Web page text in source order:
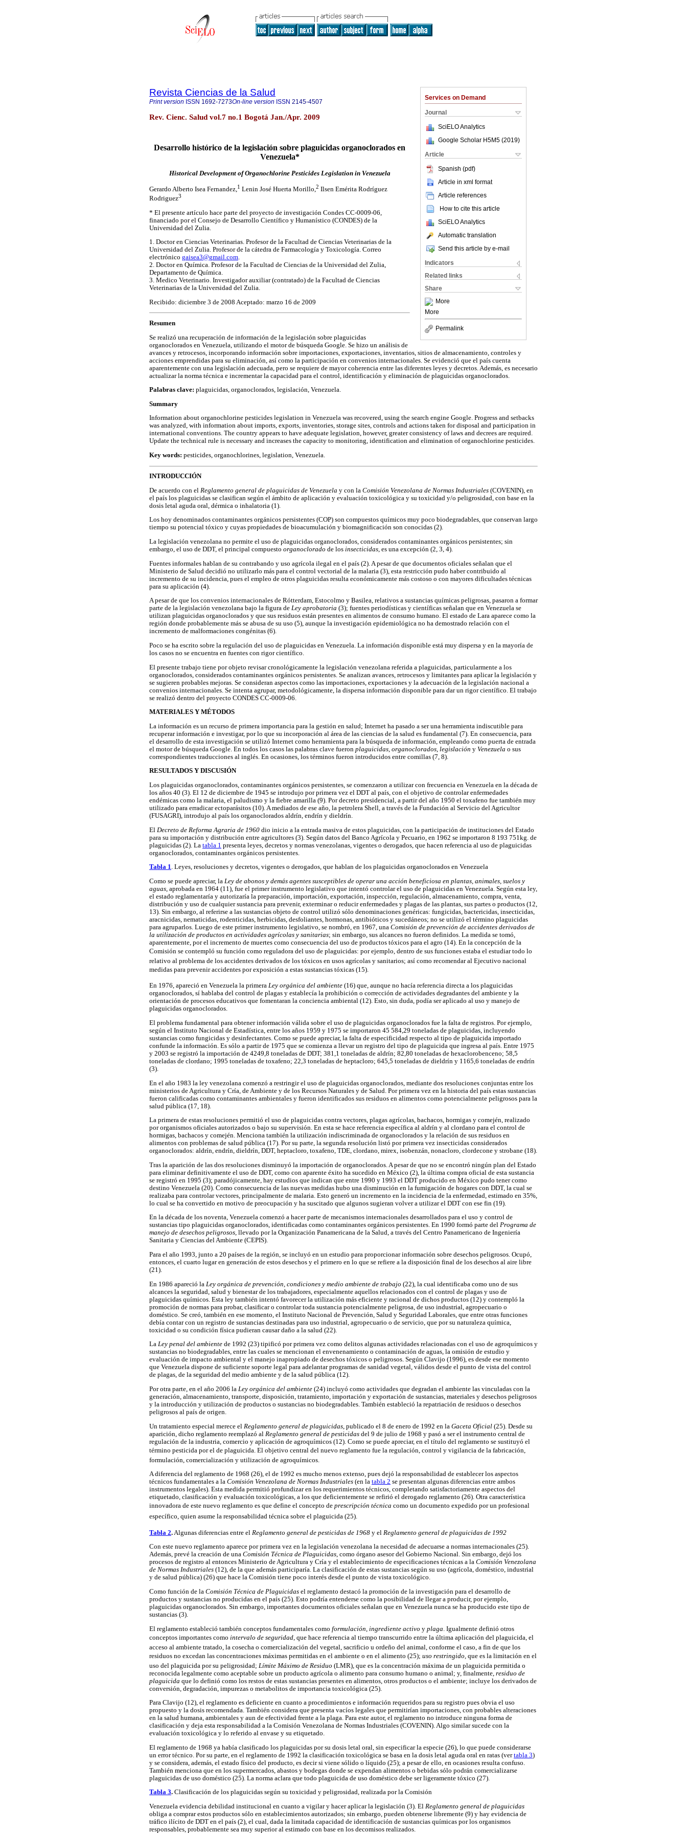
Services on Demand
Journal
SciELO Analytics
Google Scholar H5M5 (2019)
Article
Spanish (pdf)
Article in xml format
Article references
How to cite this article
SciELO Analytics
Automatic translation
Send this article by e-mail
Indicators
Related links
Share
More
More
Permalink
Revista Ciencias de la Salud
Print version ISSN 1692-7273On-line version ISSN 2145-4507
Rev. Cienc. Salud vol.7 no.1 Bogotá Jan./Apr. 2009
Desarrollo histórico de la legislación sobre plaguicidas organoclorados en
Venezuela*
Historical Development of Organochlorine Pesticides Legislation in Venezuela
Gerardo Alberto Isea Fernandez, 1 Lenin José Huerta Morillo, 2 Ilsen Emérita Rodríguez
Rodriguez3
* El presente artículo hace parte del proyecto de investigación Condes CC-0009-06,
financiado por el Consejo de Desarrollo Científico y Humanístico (CONDES) de la
Universidad del Zulia.
1. Doctor en Ciencias Veterinarias. Profesor de la Facultad de Ciencias Veterinarias de la
Universidad del Zulia. Profesor de la cátedra de Farmacología y Toxicología. Correo
electrónico gaisea3@gmail.com.
2. Doctor en Química. Profesor de la Facultad de Ciencias de la Universidad del Zulia,
Departamento de Química.
3. Medico Veterinario. Investigador auxiliar (contratado) de la Facultad de Ciencias
Veterinarias de la Universidad del Zulia.
Recibido: diciembre 3 de 2008 Aceptado: marzo 16 de 2009
Resumen
Se realizó una recuperación de información de la legislación sobre plaguicidas
organoclorados en Venezuela, utilizando el motor de búsqueda Google. Se hizo un análisis de
avances y retrocesos, incorporando información sobre importaciones, exportaciones, inventarios, sitios de almacenamiento, controles y
acciones emprendidas para su eliminación, así como la participación en convenios internacionales. Se evidenció que el país cuenta
aparentemente con una legislación adecuada, pero se requiere de mayor coherencia entre las diferentes leyes y decretos. Además, es necesario
actualizar la norma técnica e incrementar la capacidad para el control, identificación y eliminación de plaguicidas organoclorados.
Palabras clave: plaguicidas, organoclorados, legislación, Venezuela.
Summary
Information about organochlorine pesticides legislation in Venezuela was recovered, using the search engine Google. Progress and setbacks
was analyzed, with information about imports, exports, inventories, storage sites, controls and actions taken for disposal and participation in
international conventions. The country appears to have adequate legislation, however, greater consistency of laws and decrees are required.
Update the technical rule is necessary and increases the capacity to monitoring, identification and elimination of organochlorine pesticides.
Key words: pesticides, organochlorines, legislation, Venezuela.
INTRODUCCIÓN
De acuerdo con el Reglamento general de plaguicidas de Venezuela y con la Comisión Venezolana de Normas Industriales (COVENIN), en
el país los plaguicidas se clasifican según el ámbito de aplicación y evaluación toxicológica y su toxicidad y/o peligrosidad, con base en la
dosis letal aguda oral, dérmica o inhalatoria (1).
Los hoy denominados contaminantes orgánicos persistentes (COP) son compuestos químicos muy poco biodegradables, que conservan largo
tiempo su potencial tóxico y cuyas propiedades de bioacumulación y biomagnificación son conocidas (2).
La legislación venezolana no permite el uso de plaguicidas organoclorados, considerados contaminantes orgánicos persistentes; sin
embargo, el uso de DDT, el principal compuesto organoclorado de los insecticidas, es una excepción (2, 3, 4).
Fuentes informales hablan de su contrabando y uso agrícola ilegal en el país (2). A pesar de que documentos oficiales señalan que el
Ministerio de Salud decidió no utilizarlo más para el control vectorial de la malaria (3), esta restricción pudo haber contribuido al
incremento de su incidencia, pues el empleo de otros plaguicidas resulta económicamente más costoso o con mayores dificultades técnicas
para su aplicación (4).
A pesar de que los convenios internacionales de Rótterdam, Estocolmo y Basilea, relativos a sustancias químicas peligrosas, pasaron a formar
parte de la legislación venezolana bajo la figura de Ley aprobatoria (3); fuentes periodísticas y científicas señalan que en Venezuela se
utilizan plaguicidas organoclorados y que sus residuos están presentes en alimentos de consumo humano. El estado de Lara aparece como la
región donde probablemente más se abusa de su uso (5), aunque la investigación epidemiológica no ha demostrado relación con el
incremento de malformaciones congénitas (6).
Poco se ha escrito sobre la regulación del uso de plaguicidas en Venezuela. La información disponible está muy dispersa y en la mayoría de
los casos no se encuentra en fuentes con rigor científico.
El presente trabajo tiene por objeto revisar cronológicamente la legislación venezolana referida a plaguicidas, particularmente a los
organoclorados, considerados contaminantes orgánicos persistentes. Se analizan avances, retrocesos y limitantes para aplicar la legislación y
se sugieren probables mejoras. Se consideran aspectos como las importaciones, exportaciones y la adecuación de la legislación nacional a
convenios internacionales. Se intenta agrupar, metodológicamente, la dispersa información disponible para dar un rigor científico. El trabajo
se realizó dentro del proyecto CONDES CC-0009-06.
MATERIALES Y MÉTODOS
La información es un recurso de primera importancia para la gestión en salud; Internet ha pasado a ser una herramienta indiscutible para
recuperar información e investigar, por lo que su incorporación al área de las ciencias de la salud es fundamental (7). En consecuencia, para
el desarrollo de esta investigación se utilizó Internet como herramienta para la búsqueda de información, empleando como puerta de entrada
el motor de búsqueda Google. En todos los casos las palabras clave fueron plaguicidas organoclorados legislación y Venezuela o sus
correspondientes traducciones al inglés. En ocasiones, los términos fueron introducidos entre comillas (7, 8).
RESULTADOS Y DISCUSIÓN
Los plaguicidas organoclorados, contaminantes orgánicos persistentes, se comenzaron a utilizar con frecuencia en Venezuela en la década de
los años 40 (3). El 12 de diciembre de 1945 se introdujo por primera vez el DDT al país, con el objetivo de controlar enfermedades
endémicas como la malaria, el paludismo y la fiebre amarilla (9). Por decreto presidencial, a partir del año 1950 el toxafeno fue también muy
utilizado para erradicar ectoparásitos (10). A mediados de ese año, la petrolera Shell, a través de la Fundación al Servicio del Agricultor
(FUSAGRI), introdujo al país los organoclorados aldrín, endrín y dieldrín.
El Decreto de Reforma Agraria de 1960 dio inicio a la entrada masiva de estos plaguicidas, con la participación de instituciones del Estado
para su importación y distribución entre agricultores (3). Según datos del Banco Agrícola y Pecuario, en 1962 se importaron 8 193 751kg. de
plaguicidas (2). La tabla 1 presenta leyes, decretos y normas venezolanas, vigentes o derogados, que hacen referencia al uso de plaguicidas
organoclorados, contaminantes orgánicos persistentes.
Tabla 1. Leyes, resoluciones y decretos, vigentes o derogados, que hablan de los plaguicidas organoclorados en Venezuela
Como se puede apreciar, la Ley de abonos y demás agentes susceptibles de operar una acción beneficiosa en plantas, animales, suelos y
aguas , aprobada en 1964 (11), fue el primer instrumento legislativo que intentó controlar el uso de plaguicidas en Venezuela. Según esta ley,
el estado reglamentaría y autorizaría la preparación, importación, exportación, inspección, regulación, almacenamiento, compra, venta,
distribución y uso de cualquier sustancia para prevenir, exterminar o reducir enfermedades y plagas de las plantas, sus partes o productos (12,
13). Sin embargo, al referirse a las sustancias objeto de control utilizó sólo denominaciones genéricas: fungicidas, bactericidas, insecticidas,
aracnicidas, nematicidas, rodenticidas, herbicidas, desfoliantes, hormonas, antibióticos y sucedáneos; no se utilizó el término plaguicidas
para agruparlos. Luego de este primer instrumento legislativo, se nombró, en 1967, una Comisión de prevención de accidentes derivados de
la utilización de productos en actividades agrícolas y sanitarias; sin embargo, sus alcances no fueron definidos. La medida se tomó,
aparentemente, por el incremento de muertes como consecuencia del uso de productos tóxicos para el agro (14). En la concepción de la
Comisión se contempló su función como reguladora del uso de plaguicidas: por ejemplo, dentro de sus funciones estaba el estudiar todo lo
relativo al problema de los accidentes derivados de los tóxicos en usos agrícolas y sanitarios; así como recomendar al Ejecutivo nacional
medidas para prevenir accidentes por exposición a estas sustancias tóxicas (15).
En 1976, apareció en Venezuela la primera Ley orgánica del ambiente (16) que, aunque no hacía referencia directa a los plaguicidas
organoclorados, sí hablaba del control de plagas y establecía la prohibición o corrección de actividades degradantes del ambiente y la
orientación de procesos educativos que fomentaran la conciencia ambiental (12). Esto, sin duda, podía ser aplicado al uso y manejo de
plaguicidas organoclorados.
El problema fundamental para obtener información válida sobre el uso de plaguicidas organoclorados fue la falta de registros. Por ejemplo,
según el Instituto Nacional de Estadística, entre los años 1959 y 1975 se importaron 45 584,29 toneladas de plaguicidas, incluyendo
sustancias como fungicidas y desinfectantes. Como se puede apreciar, la falta de especificidad respecto al tipo de plaguicida importado
confunde la información. Es sólo a partir de 1975 que se comienza a llevar un registro del tipo de plaguicida que ingresa al país. Entre 1975
y 2003 se registró la importación de 4249,8 toneladas de DDT; 381,1 toneladas de aldrín; 82,80 toneladas de hexaclorobenceno; 58,5
toneladas de clordano; 1995 toneladas de toxafeno; 22,3 toneladas de heptacloro; 645,5 toneladas de dieldrín y 1165,6 toneladas de endrín
(3).
En el año 1983 la ley venezolana comenzó a restringir el uso de plaguicidas organoclorados, mediante dos resoluciones conjuntas entre los
ministerios de Agricultura y Cría, de Ambiente y de los Recursos Naturales y de Salud. Por primera vez en la historia del país estas sustancias
fueron calificadas como contaminantes ambientales y fueron identificados sus residuos en alimentos como potencialmente peligrosos para la
salud pública (17, 18).
La primera de estas resoluciones permitió el uso de plaguicidas contra vectores, plagas agrícolas, bachacos, hormigas y comején, realizado
por organismos oficiales autorizados o bajo su supervisión. En esta se hace referencia específica al aldrín y al clordano para el control de
hormigas, bachacos y comején. Menciona también la utilización indiscriminada de organoclorados y la relación de sus residuos en
alimentos con problemas de salud pública (17). Por su parte, la segunda resolución listó por primera vez insecticidas considerados
organoclorados: aldrín, endrín, dieldrín, DDT, heptacloro, toxafeno, TDE, clordano, mirex, isobenzán, nonacloro, clordecone y strobane (18).
Tras la aparición de las dos resoluciones disminuyó la importación de organoclorados. A pesar de que no se encontró ningún plan del Estado
para eliminar definitivamente el uso de DDT, como con aparente éxito ha sucedido en México (2), la última compra oficial de esta sustancia
se registró en 1995 (3); paradójicamente, hay estudios que indican que entre 1990 y 1993 el DDT producido en México pudo tener como
destino Venezuela (20). Como consecuencia de las nuevas medidas hubo una disminución en la fumigación de hogares con DDT, la cual se
realizaba para controlar vectores, principalmente de malaria. Esto generó un incremento en la incidencia de la enfermedad, estimado en 35%,
lo cual se ha convertido en motivo de preocupación y ha suscitado que algunos sugieran volver a utilizar el DDT con ese fin (19).
En la década de los noventa, Venezuela comenzó a hacer parte de mecanismos internacionales desarrollados para el uso y control de
sustancias tipo plaguicidas organoclorados, identificadas como contaminantes orgánicos persistentes. En 1990 formó parte del Programa de
manejo de desechos peligrosos, llevado por la Organización Panamericana de la Salud, a través del Centro Panamericano de Ingeniería
Sanitaria y Ciencias del Ambiente (CEPIS).
Para el año 1993, junto a 20 países de la región, se incluyó en un estudio para proporcionar información sobre desechos peligrosos. Ocupó,
entonces, el cuarto lugar en generación de estos desechos y el primero en lo que se refiere a la disposición final de los desechos al aire libre
(21).
En 1986 apareció la Ley orgánica de prevención, condiciones y medio ambiente de trabajo (22), la cual identificaba como uno de sus
alcances la seguridad, salud y bienestar de los trabajadores, especialmente aquellos relacionados con el control de plagas y uso de
plaguicidas químicos. Esta ley también intentó favorecer la utilización más eficiente y racional de dichos productos (12) y contempló la
promoción de normas para probar, clasificar o controlar toda sustancia potencialmente peligrosa, de uso industrial, agropecuario o
doméstico. Se creó, también en ese momento, el Instituto Nacional de Prevención, Salud y Seguridad Laborales, que entre otras funciones
debía contar con un registro de sustancias destinadas para uso industrial, agropecuario o de servicio, que por su naturaleza química,
toxicidad o su condición física pudieran causar daño a la salud (22).
La Ley penal del ambiente de 1992 (23) tipificó por primera vez como delitos algunas actividades relacionadas con el uso de agroquímicos y
sustancias no biodegradables, entre las cuales se mencionan el envenenamiento o contaminación de aguas, la omisión de estudio y
evaluación de impacto ambiental y el manejo inapropiado de desechos tóxicos o peligrosos. Según Clavijo (1996), es desde ese momento
que Venezuela dispone de suficiente soporte legal para adelantar programas de sanidad vegetal, válidos desde el punto de vista del control
de plagas, de la seguridad del medio ambiente y de la salud pública (12).
Por otra parte, en el año 2006 la Ley orgánica del ambiente (24) incluyó como actividades que degradan el ambiente las vinculadas con la
generación, almacenamiento, transporte, disposición, tratamiento, importación y exportación de sustancias, materiales y desechos peligrosos
y la introducción y utilización de productos o sustancias no biodegradables. También estableció la repatriación de residuos o desechos
peligrosos al país de origen.
Un tratamiento especial merece el Reglamento general de plaguicidas , publicado el 8 de enero de 1992 en la Gaceta Oficial (25). Desde su
aparición, dicho reglamento reemplazó al Reglamento general de pesticidas del 9 de julio de 1968 y pasó a ser el instrumento central de
regulación de la industria, comercio y aplicación de agroquímicos (12). Como se puede apreciar, en el título del reglamento se sustituyó el
término pesticida por el de plaguicida. El objetivo central del nuevo reglamento fue la regulación, control y vigilancia de la fabricación,
formulación, comercialización y utilización de agroquímicos.
A diferencia del reglamento de 1968 (26), el de 1992 es mucho menos extenso, pues dejó la responsabilidad de establecer los aspectos
técnicos fundamentales a la Comisión Venezolana de Normas Industriales (en la tabla 2 se presentan algunas diferencias entre ambos
instrumentos legales). Esta medida permitió profundizar en los requerimientos técnicos, completando satisfactoriamente aspectos del
etiquetado, clasificación y evaluación toxicológicas, a los que deficientemente se refirió el derogado reglamento (26). Otra característica
innovadora de este nuevo reglamento es que define el concepto de prescripción técnica como un documento expedido por un profesional
específico, quien asume la responsabilidad técnica sobre el plaguicida (25).
Tabla 2. Algunas diferencias entre el Reglamento general de pesticidas de 1968 y el Reglamento general de plaguicidas de 1992
Con este nuevo reglamento aparece por primera vez en la legislación venezolana la necesidad de adecuarse a normas internacionales (25).
Además, prevé la creación de una Comisión Técnica de Plaguicidas, como órgano asesor del Gobierno Nacional. Sin embargo, dejó los
procesos de registro al entonces Ministerio de Agricultura y Cría y el establecimiento de especificaciones técnicas a la Comisión Venezolana
de Normas Industriales (12), de la que además participaría. La clasificación de estas sustancias según su uso (agrícola, doméstico, industrial
y de salud pública) (26) que hace la Comisión tiene poco interés desde el punto de vista toxicológico.
Como función de la Comisión Técnica de Plaguicidas el reglamento destacó la promoción de la investigación para el desarrollo de
productos y sustancias no producidas en el país (25). Esto podría entenderse como la posibilidad de llegar a producir, por ejemplo,
plaguicidas organoclorados. Sin embargo, importantes documentos oficiales señalan que en Venezuela nunca se ha producido este tipo de
sustancias (3).
El reglamento estableció también conceptos fundamentales como formulación ingrediente activo y plaga . Igualmente definió otros
conceptos importantes como intervalo de seguridad , que hace referencia al tiempo transcurrido entre la última aplicación del plaguicida, el
acceso al ambiente tratado, la cosecha o comercialización del vegetal, sacrificio u ordeño del animal, conforme el caso, a fin de que los
residuos no excedan las concentraciones máximas permitidas en el ambiente o en el alimento (25); uso restringido, que es la limitación en el
uso del plaguicida por su peligrosidad; Límite Máximo de Residuo (LMR), que es la concentración máxima de un plaguicida permitida o
reconocida legalmente como aceptable sobre un producto agrícola o alimento para consumo humano o animal; y, finalmente, residuo de
plaguicida que lo definió como los restos de estas sustancias presentes en alimentos, otros productos o el ambiente; incluye los derivados de
conversión, degradación, impurezas o metabolitos de importancia toxicológica (25).
Para Clavijo (12), el reglamento es deficiente en cuanto a procedimientos e información requeridos para su registro pues obvia el uso
propuesto y la dosis recomendada. También considera que presenta vacíos legales que permitirían importaciones, con probables alteraciones
en la salud humana, ambientales y aun de efectividad frente a la plaga. Para este autor, el reglamento no introduce ninguna forma de
clasificación y deja esta responsabilidad a la Comisión Venezolana de Normas Industriales (COVENIN). Algo similar sucede con la
evaluación toxicológica y lo referido al envase y su etiquetado.
El reglamento de 1968 ya había clasificado los plaguicidas por su dosis letal oral, sin especificar la especie (26), lo que puede considerarse
un error técnico. Por su parte, en el reglamento de 1992 la clasificación toxicológica se basa en la dosis letal aguda oral en ratas (vertabla 3)
y se considera, además, el estado físico del producto, es decir si viene sólido o líquido (25); a pesar de ello, en ocasiones resulta confuso.
También menciona que en los supermercados, abastos y bodegas donde se expendan alimentos o bebidas sólo podrán comercializarse
plaguicidas de uso doméstico (25). La norma aclara que todo plaguicida de uso doméstico debe ser ligeramente tóxico (27).
Tabla 3. Clasificación de los plaguicidas según su toxicidad y peligrosidad, realizada por la Comisión
Venezuela evidencia debilidad institucional en cuanto a vigilar y hacer aplicar la legislación (3). El Reglamento general de plaguicidas
obliga a comprar estos productos sólo en establecimientos autorizados; sin embargo, pueden obtenerse libremente (9) y hay evidencia de
tráfico ilícito de DDT en el país (2), el cual, dada la limitada capacidad de identificación de sustancias químicas por los organismos
responsables, probablemente sea muy superior al estimado con base en los decomisos realizados.